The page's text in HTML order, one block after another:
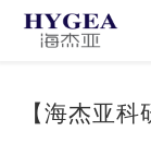
【海杰亚